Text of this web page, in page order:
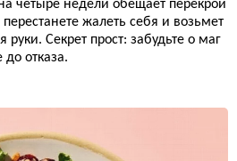
четыре недели обещает перекрои
жалеть себя и возьмет
руки. Секрет прост: забудьте о маг
отказа.